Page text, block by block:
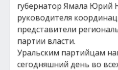
губернатор Ямала Юрий
руководителя
представители
партии власти.
Уральским партийцам
сегодняшний день во